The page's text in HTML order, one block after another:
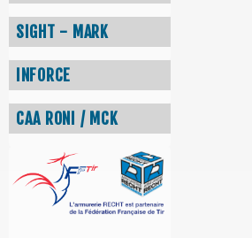
SIGHT - MARK
INFORCE
CAA RONI / MCK